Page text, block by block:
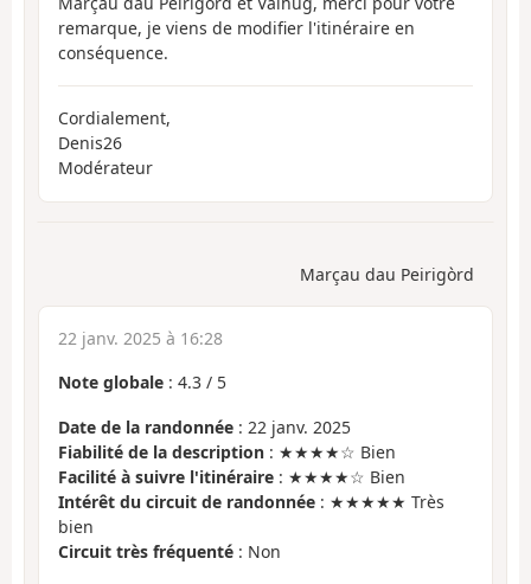
remarque, je viens de modifier l'itinéraire en
conséquence.
Cordialement,
Denis26
Modérateur
Marçau dau Peirigòrd
22 janv. 2025 à 16:28
Note globale : 4.3 / 5
Date de la randonnée : 22 janv. 2025
Fiabilité de la description : ★★★★☆ Bien
Facilité à suivre l'itinéraire : ★★★★☆ Bien
Intérêt du circuit de randonnée : ★★★★★ Très
bien
Circuit très fréquenté : Non